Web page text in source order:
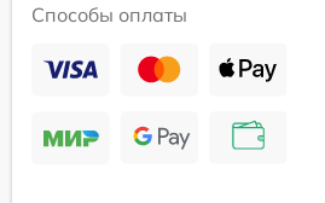
Способы оплаты